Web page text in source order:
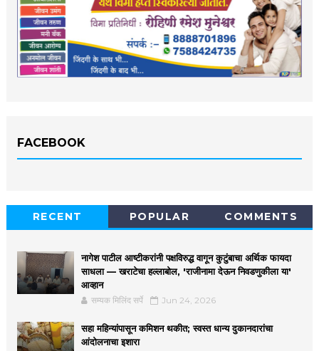
FACEBOOK
RECENT POPULAR COMMENTS
नागेश पाटील आष्टीकरांनी पक्षविरुद्ध वागून कुटुंबाचा अर्थिक फायदा
साधला — खराटेचा हल्लाबोल, 'राजीनामा देऊन निवडणुकीला या'
आव्हान
सम्यक मिलिंद सर्पे Jun 24, 2026
सहा महिन्यांपासून कमिशन थकीत; स्वस्त धान्य दुकानदारांचा
आंदोलनाचा इशारा